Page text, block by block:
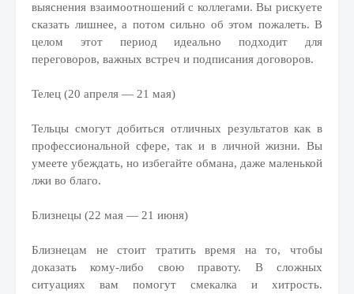
выяснения взаимоотношений с коллегами. Вы рискуете
сказать лишнее, а потом сильно об этом пожалеть. В
целом этот период идеально подходит для
переговоров, важных встреч и подписания договоров.
Телец (20 апреля — 21 мая)
Тельцы смогут добиться отличных результатов как в
профессиональной сфере, так и в личной жизни. Вы
умеете убеждать, но избегайте обмана, даже маленькой
лжи во благо.
Близнецы (22 мая — 21 июня)
Близнецам не стоит тратить время на то, чтобы
доказать кому-либо свою правоту. В сложных
ситуациях вам помогут смекалка и хитрость.